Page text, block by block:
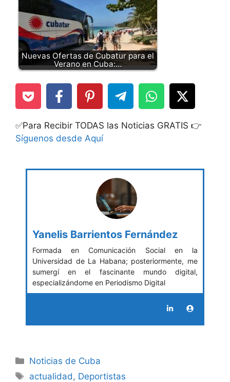
Nuevas Ofertas de Cubatur para el
Verano en Cuba:…
✅Para Recibir TODAS las Noticias GRATIS 👉
Síguenos desde Aquí
Yanelis Barrientos Fernández
Formada en Comunicación Social en la
Universidad de La Habana; posteriormente, me
sumergí en el fascinante mundo digital,
especializándome en Periodismo Digital
Categories
Noticias de Cuba
Tags
actualidad , Deportistas